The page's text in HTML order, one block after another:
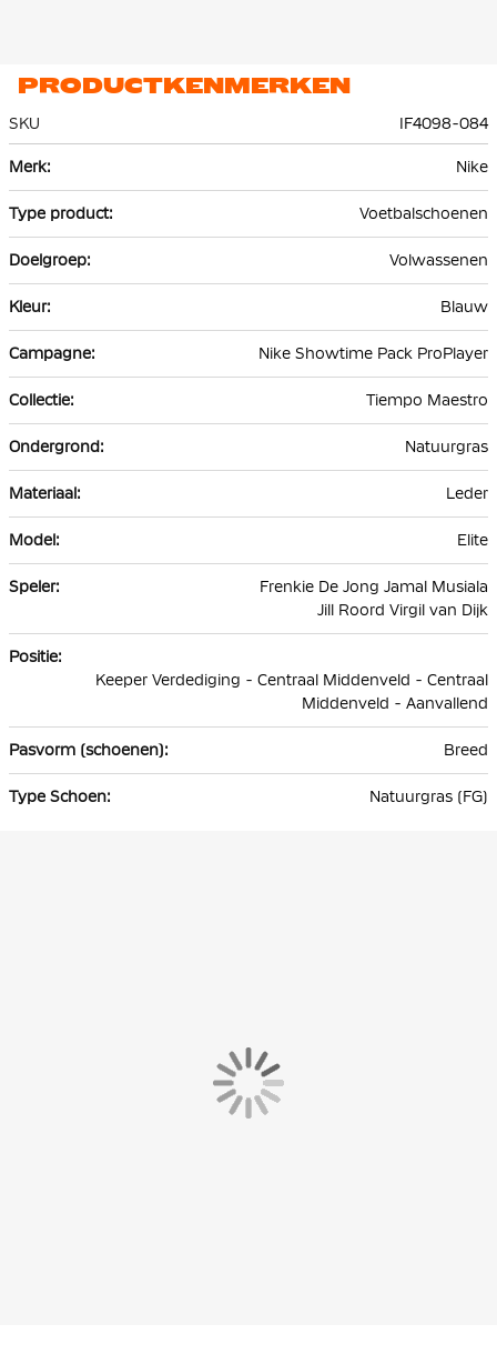
PRODUCTKENMERKEN
SKU
IF4098-084
informatie
Nike
Voetbalschoenen
Volwassenen
Blauw
Nike Showtime Pack ProPlayer
Tiempo Maestro
Natuurgras
Leder
Elite
Frenkie De Jong Jamal Musiala
Jill Roord Virgil van Dijk
Keeper Verdediging - Centraal Middenveld - Centraal
Middenveld - Aanvallend
Breed
Natuurgras (FG)